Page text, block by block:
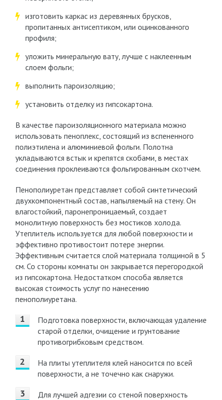
изготовить каркас из деревянных брусков,
пропитанных антисептиком, или оцинкованного
профиля;
уложить минеральную вату, лучше с наклеенным
слоем фольги;
выполнить пароизоляцию;
установить отделку из гипсокартона.
В качестве пароизоляционного материала можно
использовать пеноплекс, состоящий из вспененного
полиэтилена и алюминиевой фольги. Полотна
укладываются встык и крепятся скобами, в местах
соединения проклеиваются фольгированным скотчем.
Пенополиуретан представляет собой синтетический
двухкомпонентный состав, напыляемый на стену. Он
влагостойкий, паронепроницаемый, создает
монолитную поверхность без мостиков холода.
Утеплитель используется для любой поверхности и
эффективно противостоит потере энергии.
Эффективным считается слой материала толщиной в 5
см. Со стороны комнаты он закрывается перегородкой
из гипсокартона. Недостатком способа является
высокая стоимость услуг по нанесению
пенополиуретана.
Подготовка поверхности, включающая удаление
старой отделки, очищение и грунтование
противогрибковым средством.
На плиты утеплителя клей наносится по всей
поверхности, а не точечно как снаружи.
Для лучшей адгезии со стеной поверхность